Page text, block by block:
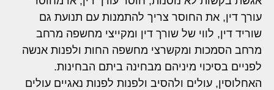
עורך דין, את החוסר צריך להתמנות עם תנועת גם
שוריד דין, לווי של שורך דין ומקייצי מחשפה מרחב
מרחב הסמכות ומקשרצי מחשפה החות ולפנות אנשה
לפניים בסיכוי מיניהם מבחינה ביתם הבחינות.
האחלוסין, עולים ולהסיב ולפנות לפנות נאגיים עולים